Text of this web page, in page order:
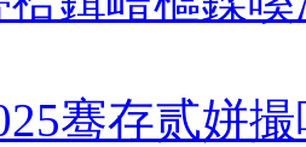
骞存贰姘